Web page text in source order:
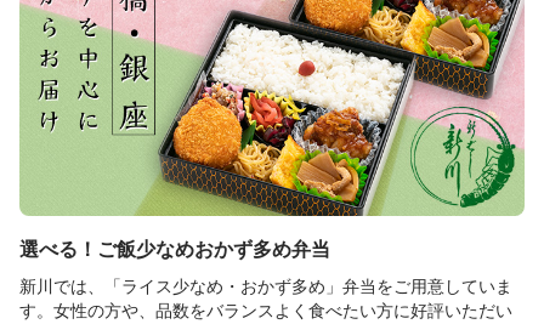
選べる！ご飯少なめおかず多め弁当
新川では、「ライス少なめ・おかず多め」弁当をご用意していま
す。女性の方や、品数をバランスよく食べたい方に好評いただい